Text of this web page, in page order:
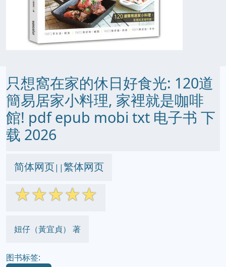
只想窩在家的休日好食光: 120道
簡易居家小料理, 家裡就是咖啡
館! pdf epub mobi txt 电子书 下
载 2026
简体网页||繁体网页
☆☆☆☆☆
妞仔（黃宜貞） 著
图书标签: